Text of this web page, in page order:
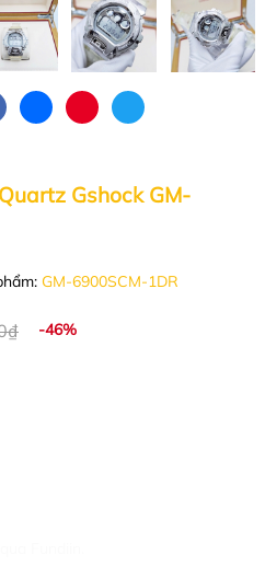
Gshock GM-
GM-6900SCM-1DR
-46%